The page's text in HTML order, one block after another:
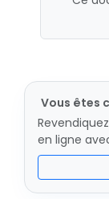
Vous êtes
en ligne